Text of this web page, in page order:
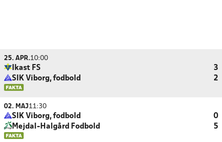
25. APR.10:00
Ikast FS
3
SIK Viborg, fodbold
2
02. MAJ11:30
SIK Viborg, fodbold
0
Mejdal-Halgård Fodbold
5